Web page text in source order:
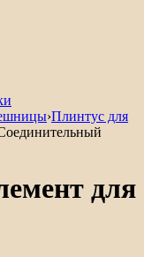
›Плинтус для
для